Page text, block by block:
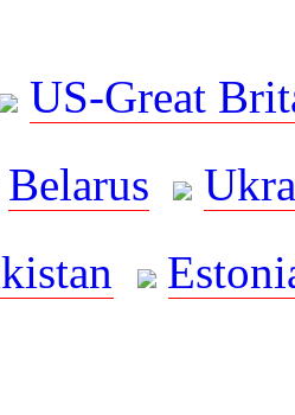
US-Great
Belarus